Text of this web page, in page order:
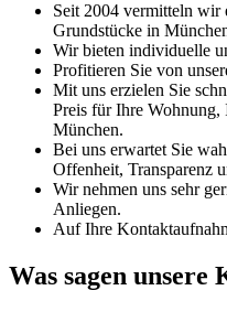
Seit 2004 vermitteln wir
Grundstücke in
Wir bieten individuelle
Profitieren Sie von
Mit uns erzielen Sie
Preis für Ihre
München.
Bei uns erwartet Sie
Offenheit, Transparenz
Wir nehmen uns sehr
Anliegen.
Auf Ihre
Was sagen unsere